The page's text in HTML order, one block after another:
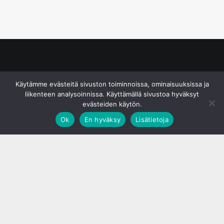
Käytämme evästeitä sivuston toiminnoissa, ominaisuuksissa ja
liikenteen analysoinnissa. Käyttämällä sivustoa hyväksyt
evästeiden käytön.
Ok
En hyväksy Lisätietoja